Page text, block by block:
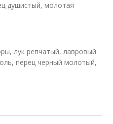
душистый, молотая
лук репчатый, лавровый
перец черный молотый,